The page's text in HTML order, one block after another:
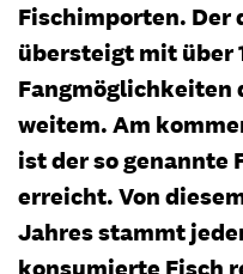
Fischimporten. Der
übersteigt mit über
Fangmöglichkeiten
weitem. Am
ist der so genannte
erreicht. Von
Jahres stammt